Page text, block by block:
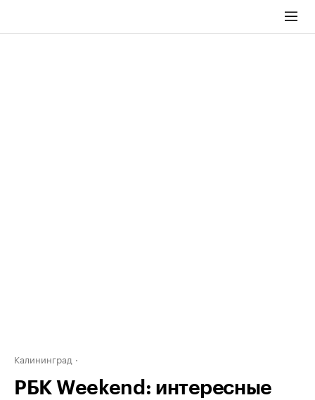
Калининград
РБК Weekend: интересные